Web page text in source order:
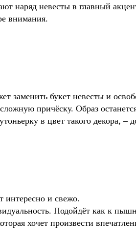
наряд невесты в главный
внимания.
заменить букет невесты и
причёску. Образ
в цвет такого декора, –
интересно и свежо.
Подойдёт как к
хочет произвести